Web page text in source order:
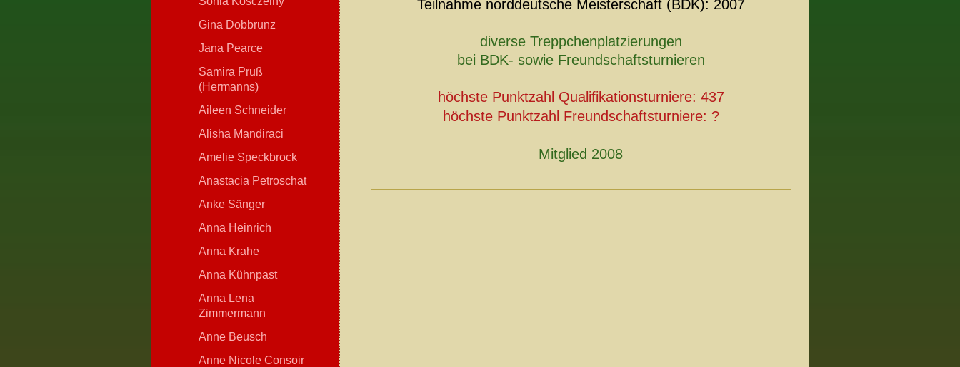
Teilnahme norddeutsche Meisterschaft (BDK): 2007
diverse Treppchenplatzierungen
bei BDK- sowie Freundschaftsturnieren
höchste Punktzahl Qualifikationsturniere: 437
höchste Punktzahl Freundschaftsturniere: ?
Mitglied 2008
Gina Dobbrunz
Jana Pearce
Samira Pruß
(Hermanns)
Aileen Schneider
Alisha Mandiraci
Amelie Speckbrock
Anastacia Petroschat
Anke Sänger
Anna Heinrich
Anna Krahe
Anna Kühnpast
Anna Lena
Zimmermann
Anne Beusch
Anne Nicole Consoir